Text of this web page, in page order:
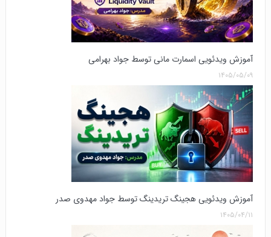
آموزش ویدئویی اسمارت مانی توسط جواد بهرامی
۱۴۰۵/۰۵/۰۹
آموزش ویدئویی هجینگ تریدینگ توسط جواد مهدوی صدر
۱۴۰۵/۰۴/۱۱